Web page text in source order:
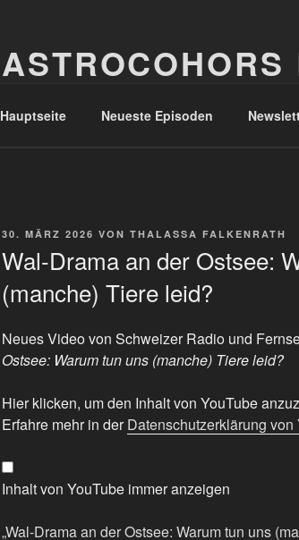
Hauptseite Neueste Episoden
VERÖFFENTLICHT
30. MÄRZ 2026 VON THALASSA FALKENRATH
Wal-Drama an der Ostsee:
(manche) Tiere leid?
Neues Video von Schweizer Radio und
Ostsee: Warum tun uns (manche) Tiere leid?
„Wal-
Drama
der
Ostsee:
tun
Hier klicken, um den Inhalt von YouTube
Erfahre mehr in derDatenschutzerklärung von
Inhalt von YouTube immer anzeigen
„Wal-Drama an der Ostsee: Warum tun uns